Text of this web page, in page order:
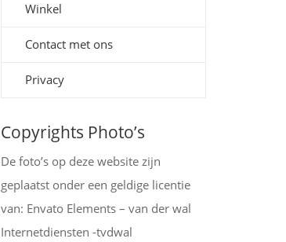
Winkel
Contact met ons
Privacy
Copyrights Photo’s
De foto’s op deze website zijn
geplaatst onder een geldige licentie
van: Envato Elements – van der wal
Internetdiensten -tvdwal